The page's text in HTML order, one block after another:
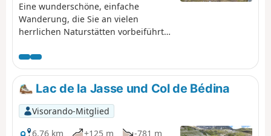
Eine wunderschöne, einfache
Wanderung, die Sie an vielen
herrlichen Naturstätten vorbeiführt
atemberaubenden Blick auf das
Grésivaudan-Tal und das Chartreuse-
Massiv genießen können.
Lac de la Jasse und Col de Bédina
Visorando-Mitglied
6,76 km
+125 m
-781 m